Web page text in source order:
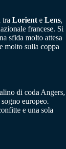
tra Lorient e Lens,
francese. Si
sfida molto attesa
molto sulla coppa
di coda Angers,
europeo.
e una sola